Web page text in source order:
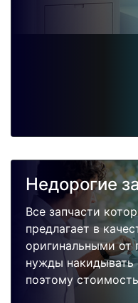
Недорогие
Все запчасти
предлагает в
оригинальными от
нужды накидывать
поэтому